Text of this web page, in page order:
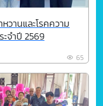
วานและโรคความ
จำปี 2569
65